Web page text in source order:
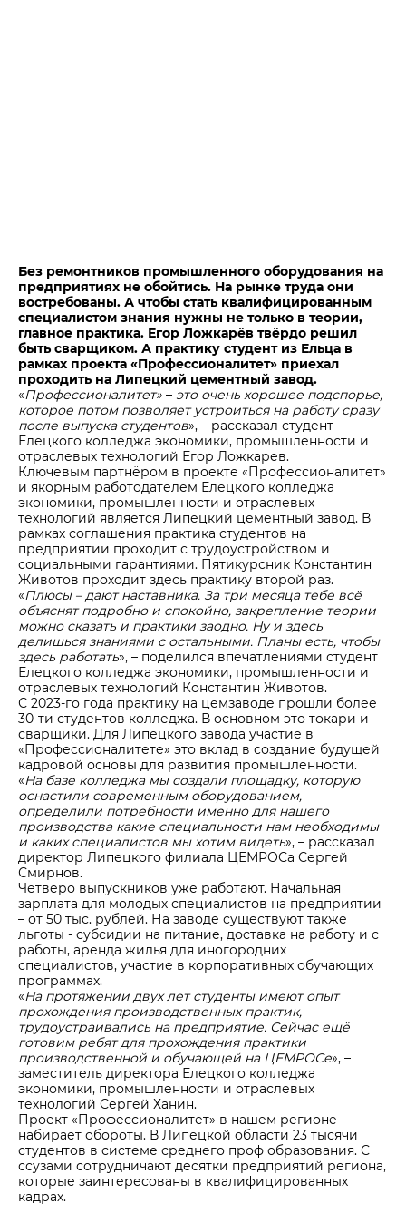
Без ремонтников промышленного оборудования на
предприятиях не обойтись. На рынке труда они
востребованы. А чтобы стать квалифицированным
специалистом знания нужны не только в теории,
главное практика. Егор Ложкарёв твёрдо решил
быть сварщиком. А практику студент из Ельца в
рамках проекта «Профессионалитет» приехал
проходить на Липецкий цементный завод.
«Профессионалитет» – это очень хорошее подспорье,
которое потом позволяет устроиться на работу сразу
после выпуска студентов», – рассказал студент
Елецкого колледжа экономики, промышленности и
отраслевых технологий Егор Ложкарев.
Ключевым партнёром в проекте «Профессионалитет»
и якорным работодателем Елецкого колледжа
экономики, промышленности и отраслевых
технологий является Липецкий цементный завод. В
рамках соглашения практика студентов на
предприятии проходит с трудоустройством и
социальными гарантиями. Пятикурсник Константин
Животов проходит здесь практику второй раз.
«Плюсы – дают наставника. За три месяца тебе всё
объяснят подробно и спокойно, закрепление теории
можно сказать и практики заодно. Ну и здесь
делишься знаниями с остальными. Планы есть, чтобы
здесь работать», – поделился впечатлениями студент
Елецкого колледжа экономики, промышленности и
отраслевых технологий Константин Животов.
С 2023-го года практику на цемзаводе прошли более
30-ти студентов колледжа. В основном это токари и
сварщики. Для Липецкого завода участие в
«Профессионалитете» это вклад в создание будущей
кадровой основы для развития промышленности.
«На базе колледжа мы создали площадку, которую
оснастили современным оборудованием,
определили потребности именно для нашего
производства какие специальности нам необходимы
и каких специалистов мы хотим видеть», – рассказал
директор Липецкого филиала ЦЕМРОСа Сергей
Смирнов.
Четверо выпускников уже работают. Начальная
зарплата для молодых специалистов на предприятии
– от 50 тыс. рублей. На заводе существуют также
льготы - субсидии на питание, доставка на работу и с
работы, аренда жилья для иногородних
специалистов, участие в корпоративных обучающих
программах.
«На протяжении двух лет студенты имеют опыт
прохождения производственных практик,
трудоустраивались на предприятие. Сейчас ещё
готовим ребят для прохождения практики
производственной и обучающей на ЦЕМРОСе», –
заместитель директора Елецкого колледжа
экономики, промышленности и отраслевых
технологий Сергей Ханин.
Проект «Профессионалитет» в нашем регионе
набирает обороты. В Липецкой области 23 тысячи
студентов в системе среднего проф образования. С
ссузами сотрудничают десятки предприятий региона,
которые заинтересованы в квалифицированных
кадрах.
Контакты для СМИ
Служба доверия